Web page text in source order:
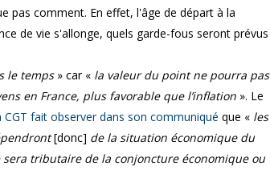
pas comment. En effet, l'âge de départ à la
de vie s'allonge, quels garde-fous seront prévus
le temps » car « la valeur du point ne pourra pas
en France, plus favorable que l’inflation ». Le
CGT fait observer dans son communiqué que « les
[donc] de la situation économique du
tributaire de la conjoncture économique ou